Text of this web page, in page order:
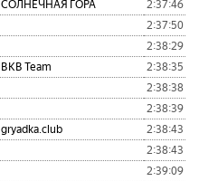
СОЛНЕЧНАЯ ГОРА 2:37:46
2:37:50
2:38:29
BKB Team 2:38:35
2:38:38
2:38:39
gryadka.club 2:38:43
2:38:43
2:39:09